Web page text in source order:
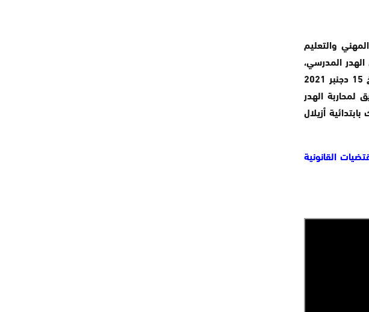
والتعليم
المدرسي،
خلال “إعلان مراكش”، وذكر أيضا باللقاء التنسيقي الذي نظمته النيابة العامة بأزيلال بتاريخ 15 دجنبر 2021
لمحاربة الهدر
أزيلال
القانونية